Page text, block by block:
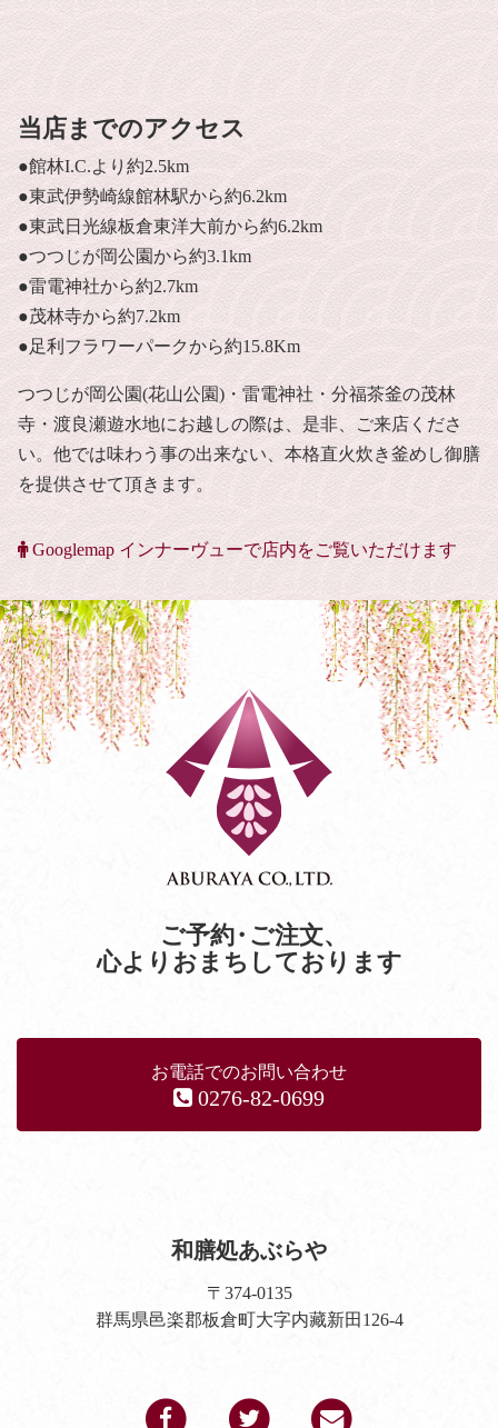
当店までのアクセス
●館林I.C.より約2.5km
●東武伊勢崎線館林駅から約6.2km
●東武日光線板倉東洋大前から約6.2km
●つつじが岡公園から約3.1km
●雷電神社から約2.7km
●茂林寺から約7.2km
●足利フラワーパークから約15.8Km
つつじが岡公園(花山公園)・雷電神社・分福茶釜の茂林
寺・渡良瀬遊水地にお越しの際は、是非、ご来店くださ
い。他では味わう事の出来ない、本格直火炊き釜めし御膳
を提供させて頂きます。
Googlemap インナーヴューで店内をご覧いただけます
ご予約・ご注文、
心よりおまちしております
お電話でのお問い合わせ
0276-82-0699
和膳処あぶらや
〒374-0135
群馬県邑楽郡板倉町大字内藏新田126-4